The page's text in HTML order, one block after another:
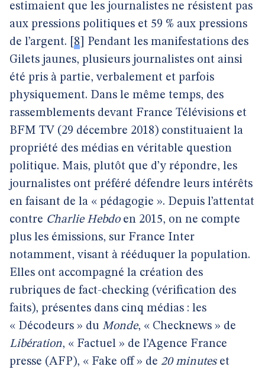
estimaient que les journalistes ne résistent pas
aux pressions politiques et 59 % aux pressions
de l’argent.
8
Pendant les manifestations des
Gilets jaunes, plusieurs journalistes ont ainsi
été pris à partie, verbalement et parfois
physiquement. Dans le même temps, des
rassemblements devant France Télévisions et
BFM TV (29 décembre 2018) constituaient la
propriété des médias en véritable question
politique. Mais, plutôt que d’y répondre, les
journalistes ont préféré défendre leurs intérêts
en faisant de la « pédagogie ». Depuis l’attentat
contre Charlie Hebdoen 2015, on ne compte
plus les émissions, sur France Inter
notamment, visant à rééduquer la population.
Elles ont accompagné la création des
rubriques de fact-checking (vérification des
faits), présentes dans cinq médias : les
« Décodeurs » du Monde, « Checknews » de
Libération, « Factuel » de l’Agence France
presse (AFP), « Fake off » de 20 minuteset